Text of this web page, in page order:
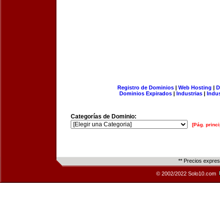
Registro de Dominios| Web Hosting |
Dominios Expirados | Industrias |
Categorías de Dominio:
[Pág.
** Precios
© 2002/2022 Solo10.com